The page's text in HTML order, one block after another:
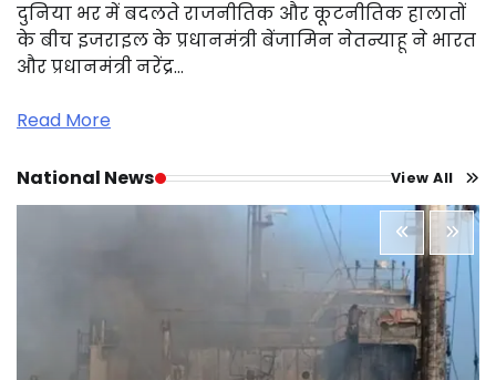
दुनिया भर में बदलते राजनीतिक और कूटनीतिक हालातों
के बीच इजराइल के प्रधानमंत्री बेंजामिन नेतन्याहू ने भारत
और प्रधानमंत्री नरेंद्र…
Read More
National News View All